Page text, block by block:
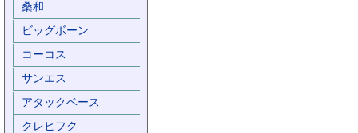
桑和
ビッグボーン
コーコス
サンエス
アタックベース
クレヒフク